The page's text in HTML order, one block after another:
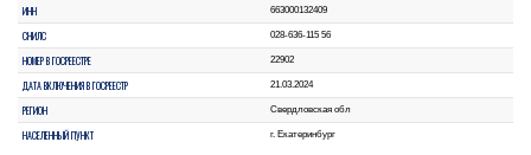
ИНН 663000132409
СНИЛС 028-636-115 56
НОМЕР В ГОСРЕЕСТРЕ 22902
ДАТА ВКЛЮЧЕНИЯ В ГОСРЕЕСТР 21.03.2024
РЕГИОН Свердловская обл
НАСЕЛЕННЫЙ ПУНКТ г. Екатеринбург